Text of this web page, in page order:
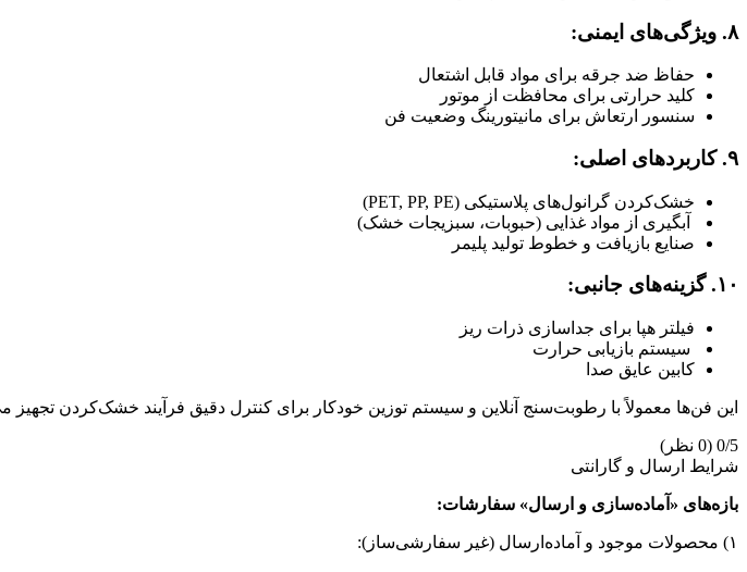
۸. ویژگی‌های ایمنی:
حفاظ ضد جرقه برای مواد قابل اشتعال
کلید حرارتی برای محافظت از موتور
سنسور ارتعاش برای مانیتورینگ وضعیت فن
۹. کاربردهای اصلی:
خشک‌کردن گرانول‌های پلاستیکی (PET, PP, PE)
آبگیری از مواد غذایی (حبوبات، سبزیجات خشک)
صنایع بازیافت و خطوط تولید پلیمر
۱۰. گزینه‌های جانبی:
فیلتر هپا برای جداسازی ذرات ریز
سیستم بازیابی حرارت
کابین عایق صدا
این فن‌ها معمولاً با رطوبت‌سنج آنلاین و سیستم توزین خودکار برای کنترل دقیق فرآیند خشک‌کردن
0/5 (0 نظر)
شرایط ارسال و گارانتی
بازه‌های «آماده‌سازی و ارسال» سفارشات:
۱) محصولات موجود و آماده‌ارسال (غیر سفارشی‌ساز):